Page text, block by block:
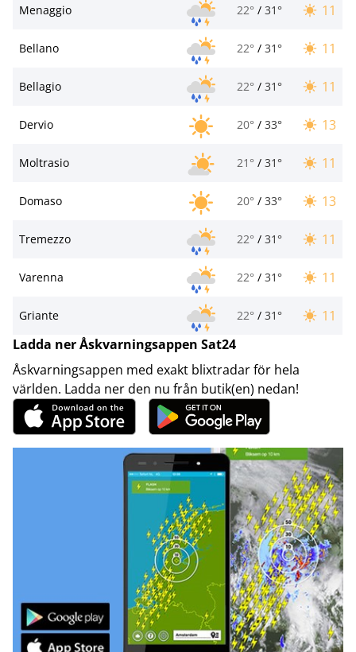
Menaggio 22° / 31° 11
Bellano 22° / 31° 11
Bellagio 22° / 31° 11
Dervio 20° / 33° 13
Moltrasio 21° / 31° 11
Domaso 20° / 33° 13
Tremezzo 22° / 31° 11
Varenna 22° / 31° 11
Griante 22° / 31°
11
Ladda ner Åskvarningsappen Sat24
Åskvarningsappen med exakt blixtradar för hela
världen. Ladda ner den nu från butik(en) nedan!